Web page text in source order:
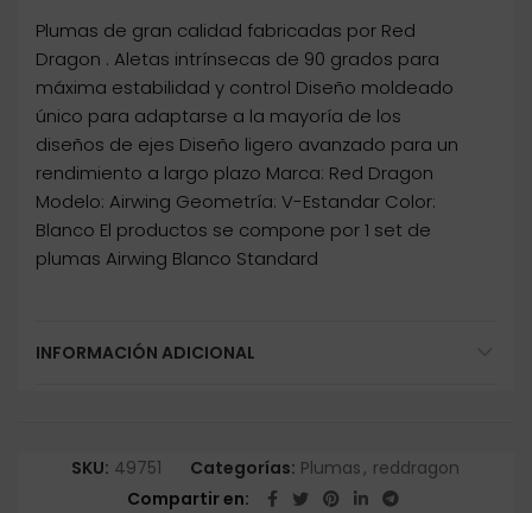
Plumas de gran calidad fabricadas por Red
Dragon . Aletas intrínsecas de 90 grados para
máxima estabilidad y control Diseño moldeado
único para adaptarse a la mayoría de los
diseños de ejes Diseño ligero avanzado para un
rendimiento a largo plazo Marca: Red Dragon
Modelo: Airwing Geometría: V-Estandar Color:
Blanco El productos se compone por 1 set de
plumas Airwing Blanco Standard
INFORMACIÓN ADICIONAL
SKU: 49751 Categorías: Plumas, reddragon
Compartir en